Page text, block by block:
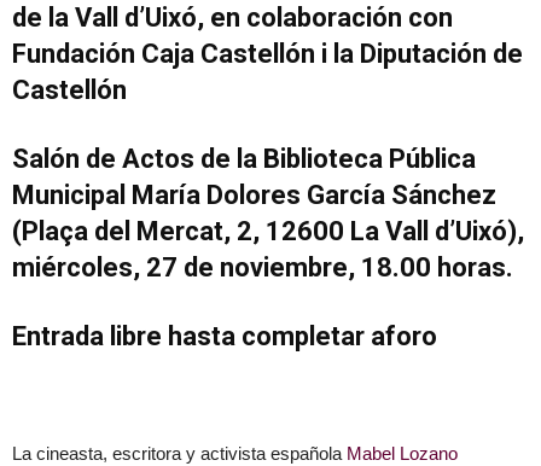
de la Vall d’Uixó, en colaboración con
Fundación Caja Castellón i la Diputación de
Castellón
Salón de Actos de la Biblioteca Pública
Municipal María Dolores García Sánchez
(Plaça del Mercat, 2, 12600 La Vall d’Uixó),
miércoles, 27 de noviembre, 18.00 horas.
Entrada libre hasta completar aforo
La cineasta, escritora y activista española Mabel Lozano